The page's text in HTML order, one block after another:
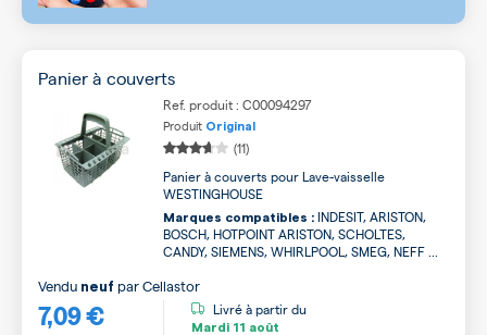
Panier à couverts
Ref. produit : C00094297
Produit Original
(11)
Panier à couverts pour Lave-vaisselle
WESTINGHOUSE
Marques compatibles : INDESIT, ARISTON,
BOSCH, HOTPOINT ARISTON, SCHOLTES,
CANDY, SIEMENS, WHIRLPOOL, SMEG, NEFF ...
7,09 €
Vendu neuf parCellastor
Livré à partir du
Mardi 11 août